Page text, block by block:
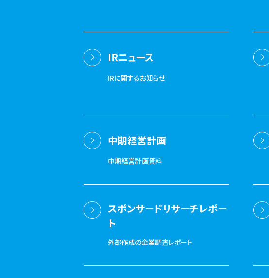
IRニュース
IRに関するお知らせ
中期経営計画
中期経営計画資料
スポンサードリサーチレポー
ト
外部作成の企業調査レポート